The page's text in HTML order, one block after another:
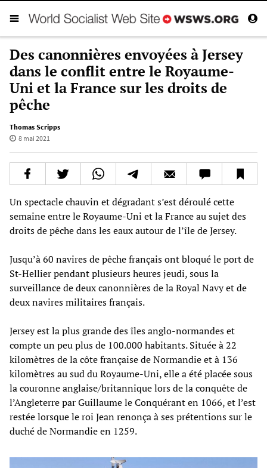
Des canonnières envoyées à Jersey
dans le conflit entre le Royaume-
Uni et la France sur les droits de
pêche
Thomas Scripps
8 mai 2021
Un spectacle chauvin et dégradant s’est déroulé cette
semaine entre le Royaume-Uni et la France au sujet des
droits de pêche dans les eaux autour de l’île de Jersey.
Jusqu’à 60 navires de pêche français ont bloqué le port de
St-Hellier pendant plusieurs heures jeudi, sous la
surveillance de deux canonnières de la Royal Navy et de
deux navires militaires français.
Jersey est la plus grande des îles anglo-normandes et
compte un peu plus de 100.000 habitants. Située à 22
kilomètres de la côte française de Normandie et à 136
kilomètres au sud du Royaume-Uni, elle a été placée sous
la couronne anglaise/britannique lors de la conquête de
l’Angleterre par Guillaume le Conquérant en 1066, et l’est
restée lorsque le roi Jean renonça à ses prétentions sur le
duché de Normandie en 1259.